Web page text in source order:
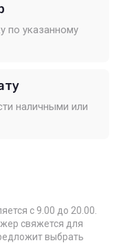
по указанному
наличными или
с 9.00 до 20.00.
свяжется для
выбрать